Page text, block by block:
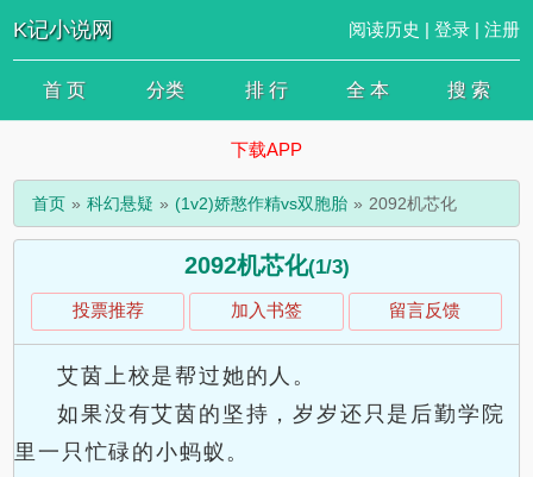
K记小说网 阅读历史 | 登录| 注册
首 页 分类 排 行 全 本 搜 索
下载APP
首页 科幻悬疑 (1v2)娇憨作精vs双胞胎 2092机芯化
2092机芯化(1/3)
投票推荐 加入书签 留言反馈
艾茵上校是帮过她的人。
如果没有艾茵的坚持，岁岁还只是后勤学院
里一只忙碌的小蚂蚁。